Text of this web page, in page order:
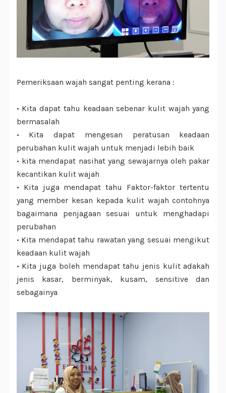
Pemeriksaan wajah sangat penting kerana :
• Kita dapat tahu keadaan sebenar kulit wajah yang
bermasalah
•
Kita dapat mengesan peratusan keadaan
perubahan kulit wajah untuk menjadi lebih baik
• kita mendapat nasihat yang sewajarnya oleh pakar
kecantikan kulit wajah
• Kita juga mendapat tahu Faktor-faktor tertentu
yang member kesan kepada kulit wajah contohnya
bagaimana penjagaan sesuai untuk menghadapi
perubahan
• Kita mendapat tahu rawatan yang sesuai mengikut
keadaan kulit wajah
• Kita juga boleh mendapat tahu jenis kulit adakah
jenis kasar, berminyak, kusam, sensitive dan
sebagainya